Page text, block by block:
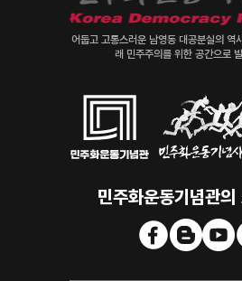
어둡고 고통스러운 남영동 대공분실의 역
래 민주주의를 위한 공간으로
민주화운동기념관